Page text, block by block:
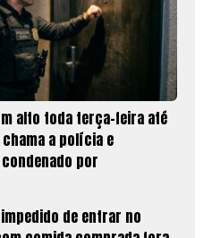
alto toda terça-feira até
a polícia e
por
de entrar no